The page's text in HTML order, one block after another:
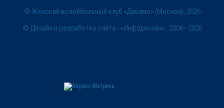
© Женский волейбольный клуб «Динамо» (Москва), 2026
© Дизайн и разработка сайта - «Инфодизайн» , 2006—2026